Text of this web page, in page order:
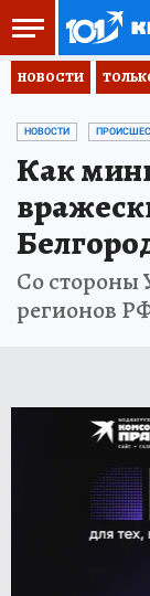
НОВОСТИ
НОВОСТИ
Как
Со стороны
регионов